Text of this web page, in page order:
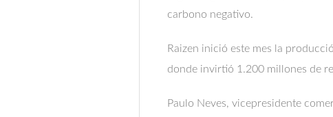
carbono negativo.
Raizen inició este mes la
donde invirtió 1.200 millones de
Paulo Neves, vicepresidente